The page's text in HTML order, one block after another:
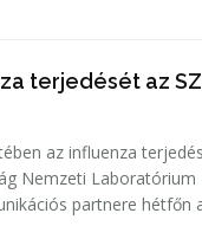
terjedését az
az influenza
Nemzeti Laboratórium
partnere hétfőn